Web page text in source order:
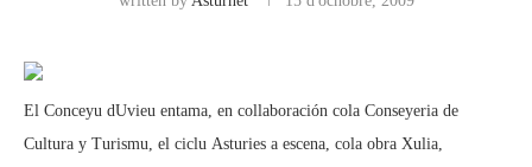
El Conceyu dUvieu entama, en collaboración cola Conseyeria de
Cultura y Turismu, el ciclu Asturies a escena, cola obra Xulia,